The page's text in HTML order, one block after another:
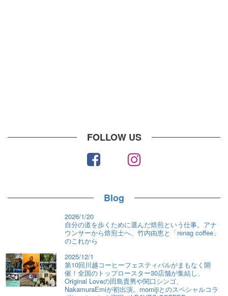
FOLLOW US
Blog
2026/1/20
自分の道を歩くために選んだ焙煎という仕事。アナ
ウンサーから焙煎士へ、竹内由恵と「renag coffee」
のこれから
2025/12/1
第10回川越コーヒーフェスティバルがまもなく開
催！全国のトップロースター30店舗が集結し、
Original Loveの田島貴男や関口シンゴ、
NakamuraEmiが初出演。momijiとのスペシャルコラ